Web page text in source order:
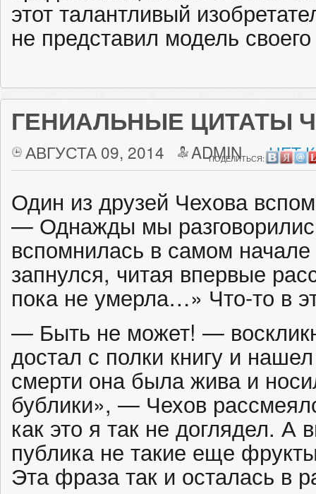
этот талантливый
не представил модель
ГЕНИАЛЬНЫЕ ЦИТАТЫ
АВГУСТА 09, 2014 ADMIN НЕТ
ПОДЕЛИТЬСЯ:
Один из друзей Чехова
— Однажды мы
вспомнилась в самом
запнулся, читая впервые
пока не умерла…» Что-то в
— Быть не может! —
достал с полки книгу и
смерти она была жива и
бублики», — Чехов
как это я так не доглядел.
публика не такие еще
Эта фраза так и осталась в